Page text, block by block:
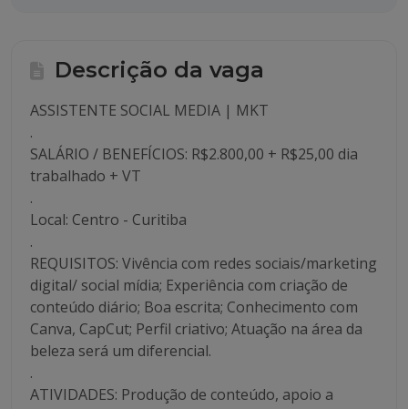
Descrição da vaga
ASSISTENTE SOCIAL MEDIA | MKT
.
SALÁRIO / BENEFÍCIOS: R$2.800,00 + R$25,00 dia
trabalhado + VT
.
Local: Centro - Curitiba
.
REQUISITOS: Vivência com redes sociais/marketing
digital/ social mídia; Experiência com criação de
conteúdo diário; Boa escrita; Conhecimento com
Canva, CapCut; Perfil criativo; Atuação na área da
beleza será um diferencial.
.
ATIVIDADES: Produção de conteúdo, apoio a